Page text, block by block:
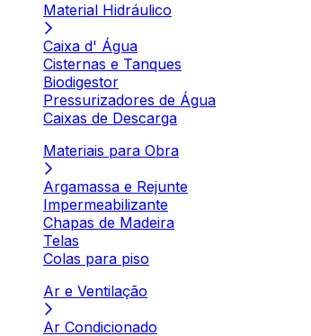
Material Hidráulico
Caixa d' Água
Cisternas e Tanques
Biodigestor
Pressurizadores de Água
Caixas de Descarga
Materiais para Obra
Argamassa e Rejunte
Impermeabilizante
Chapas de Madeira
Telas
Colas para piso
Ar e Ventilação
Ar Condicionado